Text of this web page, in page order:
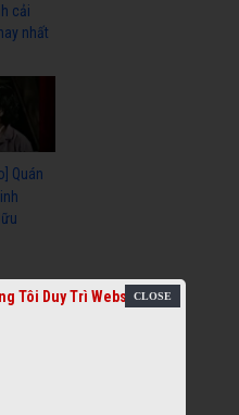
cải
nhất
Quán
Tôi Duy Trì Website